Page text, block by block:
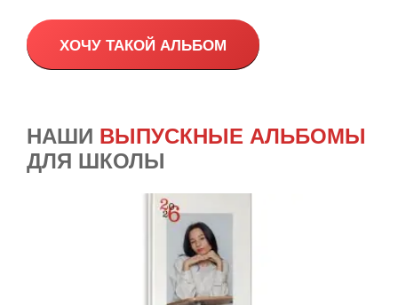
ХОЧУ ТАКОЙ АЛЬБОМ
НАШИ ВЫПУСКНЫЕ АЛЬБОМЫ
ДЛЯ ШКОЛЫ